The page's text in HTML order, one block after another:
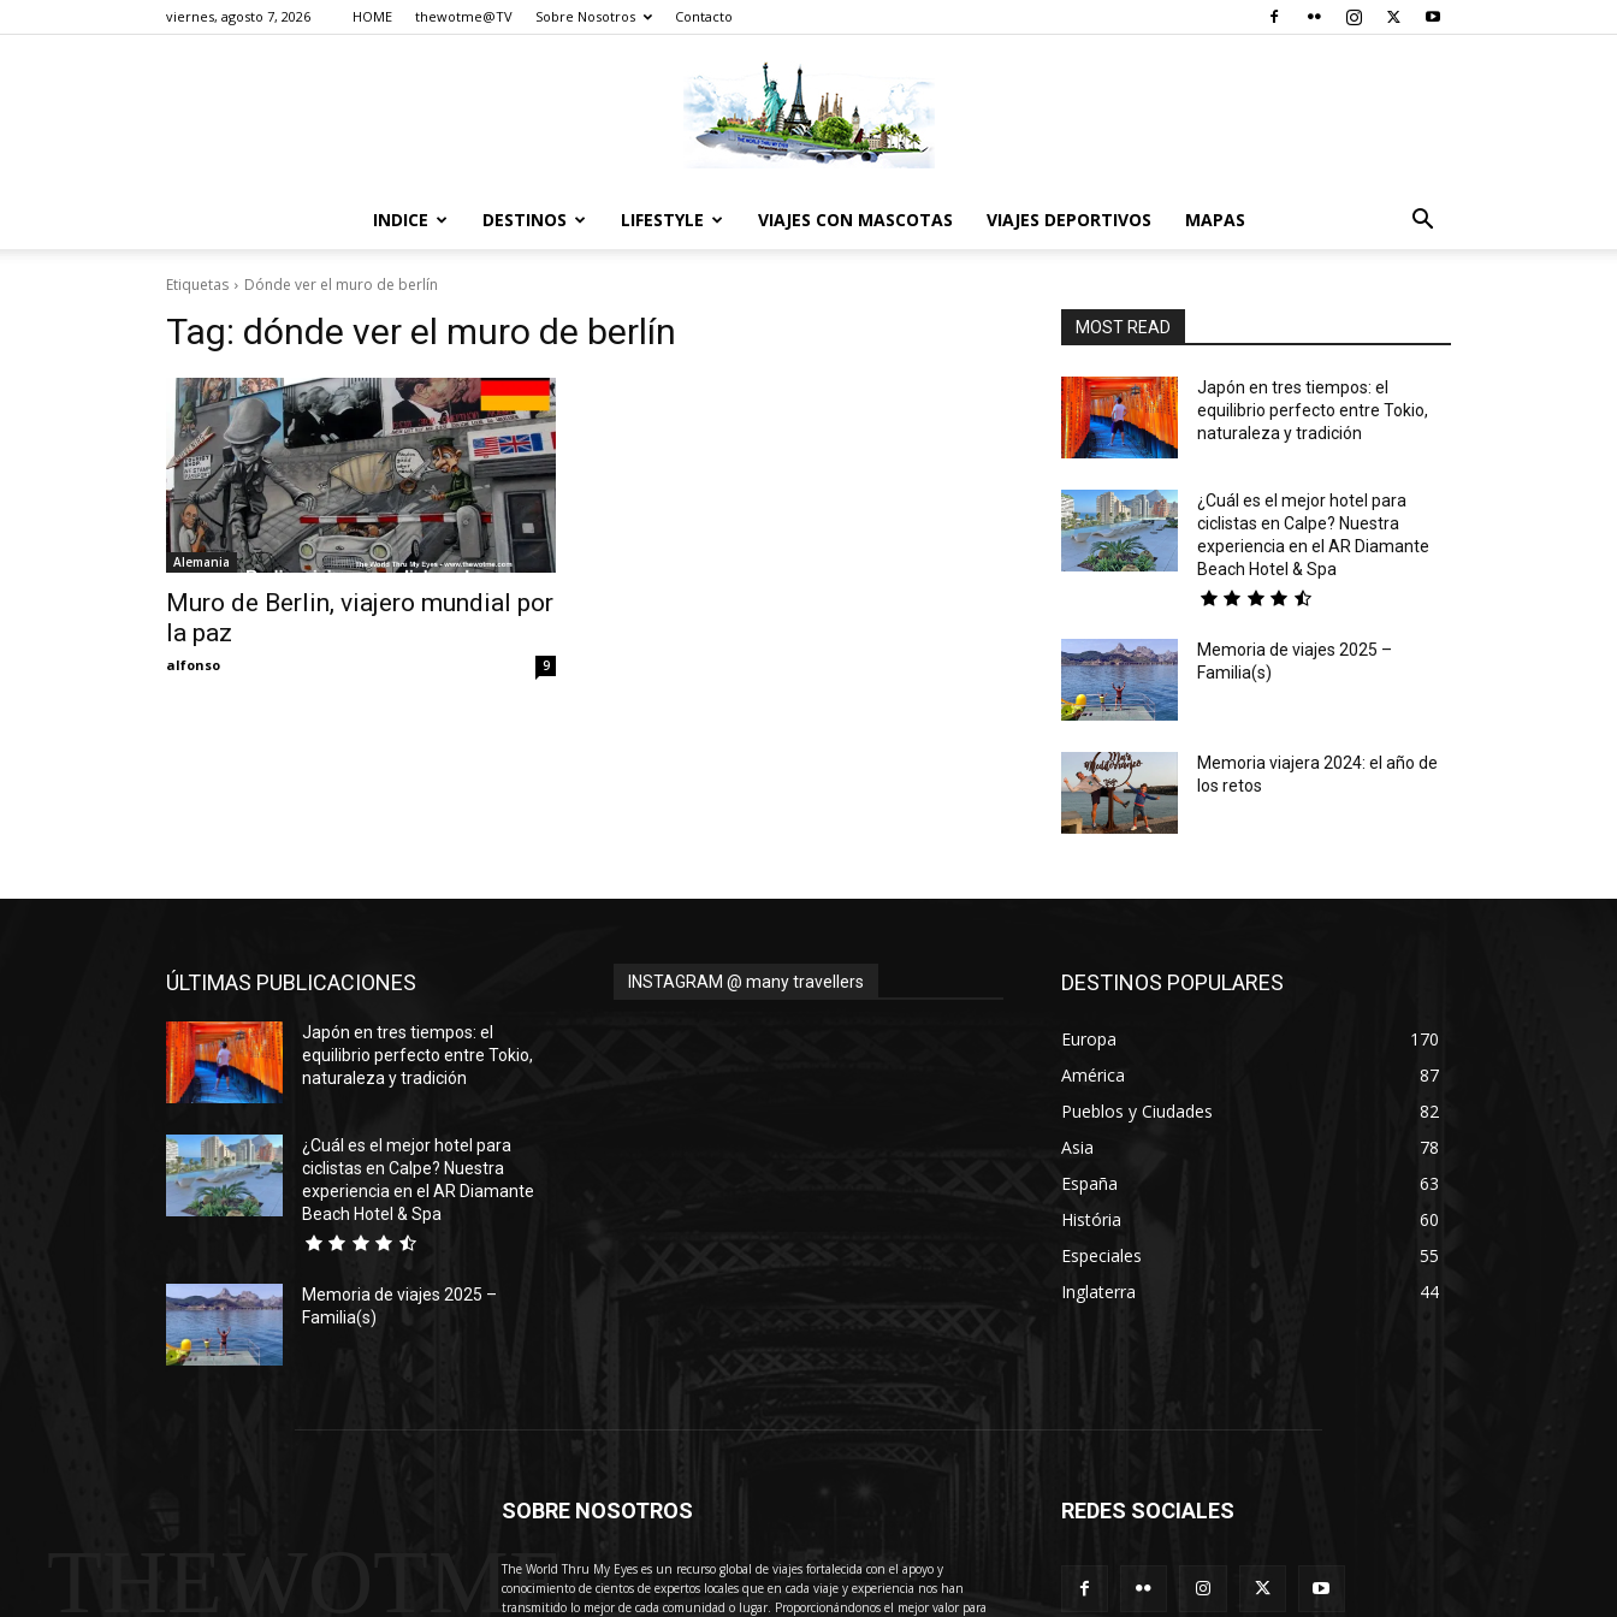
viernes, agosto 7, 2026 HOME thewotme@TV Sobre Nosotros Contacto
INDICE DESTINOS LIFESTYLE VIAJES CON MASCOTAS VIAJES DEPORTIVOS MAPAS
Etiquetas Dónde ver el muro de berlín
Tag: dónde ver el muro de berlín
Alemania
Muro de Berlin, viajero mundial por
la paz
alfonso 9
MOST READ
Japón en tres tiempos: el
equilibrio perfecto entre Tokio,
naturaleza y tradición
¿Cuál es el mejor hotel para
ciclistas en Calpe? Nuestra
experiencia en el AR Diamante
Beach Hotel & Spa
Memoria de viajes 2025 –
Familia(s)
Memoria viajera 2024: el año de
los retos
ÚLTIMAS PUBLICACIONES
Japón en tres tiempos: el
equilibrio perfecto entre Tokio,
naturaleza y tradición
¿Cuál es el mejor hotel para
ciclistas en Calpe? Nuestra
experiencia en el AR Diamante
Beach Hotel & Spa
Memoria de viajes 2025 –
Familia(s)
INSTAGRAM @ many travellers DESTINOS POPULARES
Europa
170
América
87
Pueblos y Ciudades
82
Asia
78
España
63
História
60
Especiales
55
Inglaterra
44
THEWOTME
SOBRE NOSOTROS
The World Thru My Eyes es un recurso global de viajes fortalecida con el apoyo y
conocimiento de cientos de expertos locales que en cada viaje y experiencia nos han
transmitido lo mejor de cada comunidad o lugar. Proporcionándonos el mejor valor para
REDES SOCIALES